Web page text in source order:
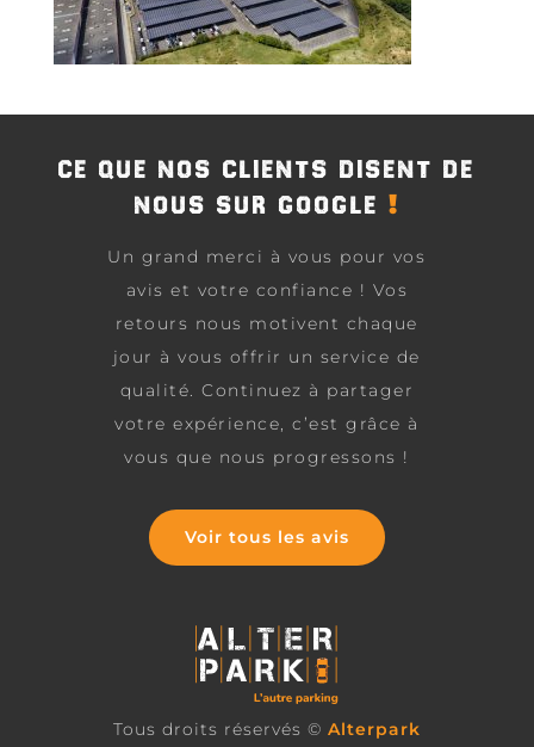
CE QUE NOS CLIENTS DISENT DE
NOUS SUR GOOGLE !
Un grand merci à vous pour vos
avis et votre confiance ! Vos
retours nous motivent chaque
jour à vous offrir un service de
qualité. Continuez à partager
votre expérience, c’est grâce à
vous que nous progressons !
Voir tous les avis
Tous droits réservés © Alterpark